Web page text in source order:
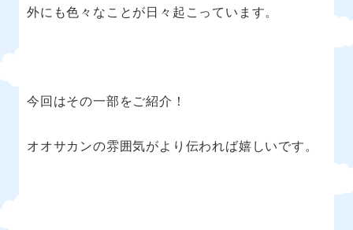
外にも色々なことが日々起こっています。
今回はその一部をご紹介！
オオサカンの雰囲気がより伝われば嬉しいです。